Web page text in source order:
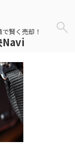
賢く売却！
Navi